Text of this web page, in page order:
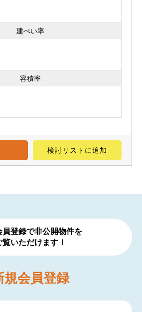
建ぺい率
容積率
検討リスト に追加
員登録で非公開物件を
覧いただけます！
規会員登録